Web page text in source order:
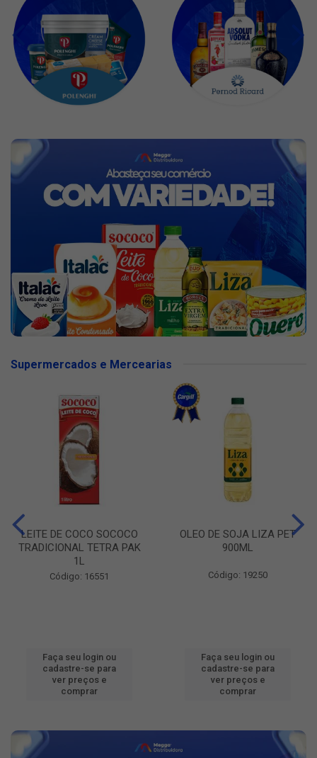
Supermercados e Mercearias
LEITE DE COCO SOCOCO
TRADICIONAL TETRA PAK
1L
Código: 16551
Faça seu login ou
cadastre-se para
ver preços e
comprar
OLEO DE SOJA LIZA PET
900ML
Código: 19250
Faça seu login ou
cadastre-se para
ver preços e
comprar